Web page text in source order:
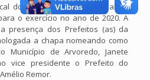
do Consórcio Intermunicipal de
o exercício no ano de 2020. A
presença dos Prefeitos (as) da
a chapa nomeando como
Município de Arvoredo, Janete
vice presidente o Prefeito do
Remor.